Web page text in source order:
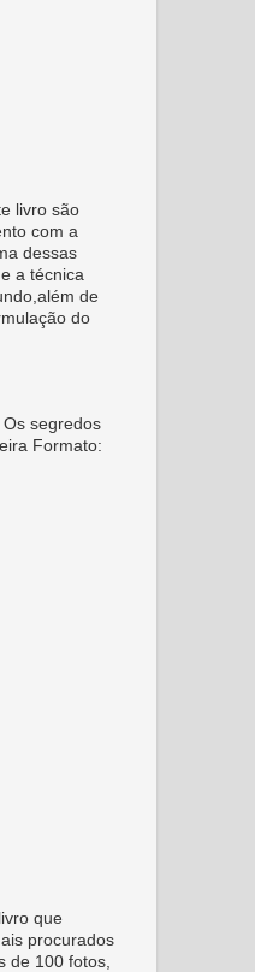
livro são
com a
dessas
a técnica
de
do
segredos
Formato:
que
procurados
de 100 fotos,